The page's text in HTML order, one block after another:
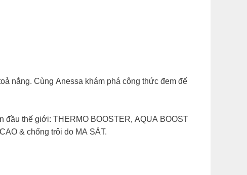
nắng. Cùng Anessa khám phá công thức đem đế
đầu thế giới: THERMO BOOSTER, AQUA BOOST
& chống trôi do MA SÁT.